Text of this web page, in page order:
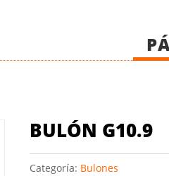
BULÓN G10.9
Categoría: Bulones